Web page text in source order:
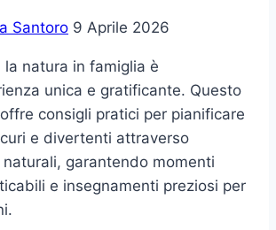
quartieri
Santoro 9 Aprile 2026
la natura in famiglia è
unica e gratificante. Questo
consigli pratici per pianificare
e divertenti attraverso
naturali, garantendo momenti
e insegnamenti preziosi per